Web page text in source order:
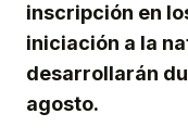
inscripción en
iniciación a la
desarrollarán
agosto.